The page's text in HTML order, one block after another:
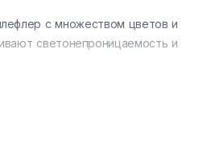
с множеством цветов и
светонепроницаемость и
для удобного кроя.